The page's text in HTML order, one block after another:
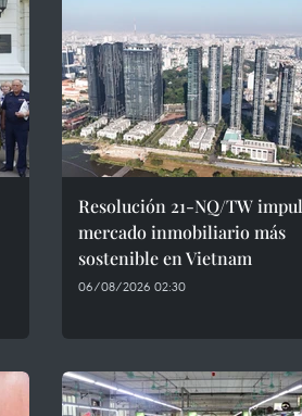
Resolución 21-NQ/TW
mercado inmobiliario más
sostenible en Vietnam
06/08/2026 02:30